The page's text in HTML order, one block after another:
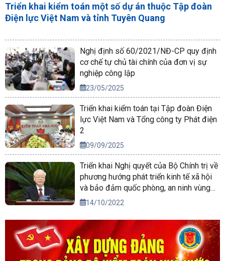
Triển khai kiểm toán một số dự án thuộc Tập đoàn
Điện lực Việt Nam và tỉnh Tuyên Quang
Nghị định số 60/2021/NĐ-CP quy định
cơ chế tự chủ tài chính của đơn vị sự
nghiệp công lập
23/05/2025
Triển khai kiểm toán tại Tập đoàn Điện
lực Việt Nam và Tổng công ty Phát điện
2
09/09/2025
Triển khai Nghị quyết của Bộ Chính trị về
phương hướng phát triển kinh tế xã hội
và bảo đảm quốc phòng, an ninh vùng
Tây Nguyên đến năm 2030, tầm nhìn
14/10/2022